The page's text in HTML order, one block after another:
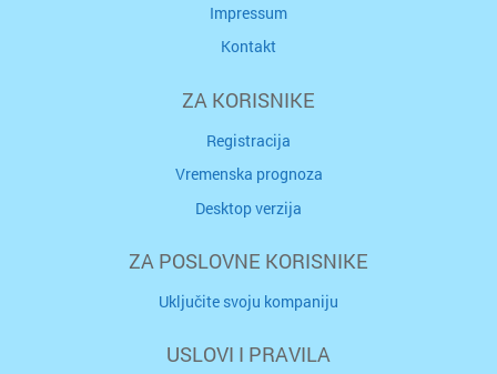
Impressum
Kontakt
ZA KORISNIKE
Registracija
Vremenska prognoza
Desktop verzija
ZA POSLOVNE KORISNIKE
Uključite svoju kompaniju
USLOVI I PRAVILA